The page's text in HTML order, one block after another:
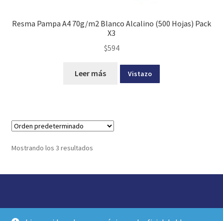
Resma Pampa A4 70g/m2 Blanco Alcalino (500 Hojas) Pack
X3
$594
Leer más Vistazo
Mostrando los 3 resultados